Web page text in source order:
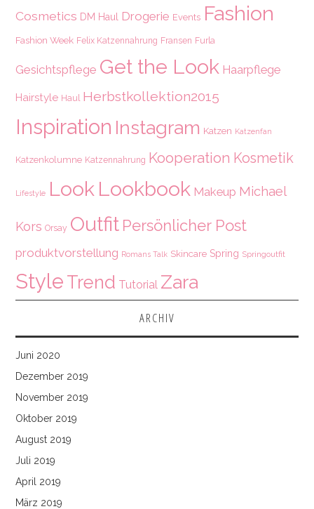
Cosmetics DM Haul Drogerie Events Fashion
Fashion Week Felix Katzennahrung Fransen Furla
Gesichtspflege Get the Look Haarpflege
Hairstyle Haul Herbstkollektion2015
Inspiration Instagram Katzen Katzenfan
Katzenkolumne Katzennahrung Kooperation Kosmetik
Lifestyle Look Lookbook Makeup Michael
Kors Orsay Outfit Persönlicher Post
produktvorstellung Romans Talk Skincare Spring Springoutfit
Style Trend Tutorial Zara
ARCHIV
Juni 2020
Dezember 2019
November 2019
Oktober 2019
August 2019
Juli 2019
April 2019
März 2019